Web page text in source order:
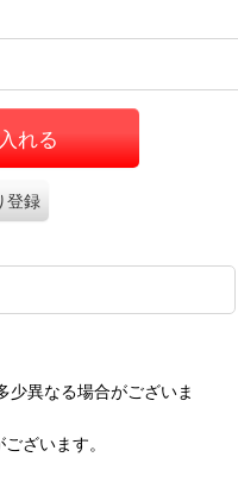
れる
登録
少異なる場合がございま
ざいます。